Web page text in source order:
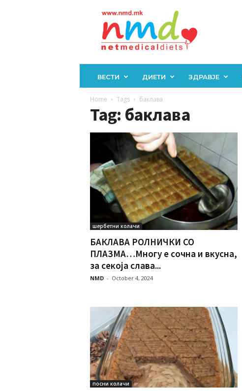
ВЕСТИ ДИЕТИ ЗДРАВЈЕ
Home Tags баклава
Tag: баклава
шербетни колачи
БАКЛАВА РОЛНИЧКИ СО
ПЛАЗМА…Многу е сочна и вкусна,
за секоја слава...
NMD - October 4, 2024
посни колачи